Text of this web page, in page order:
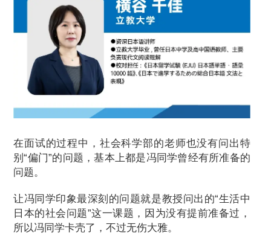
在面试的过程中，社会科学部的老师也没有问出特
别“偏门”的问题，基本上都是冯同学曾经有所准备的
问题。
让冯同学印象最深刻的问题就是教授问出的“生活中
日本的社会问题”这一课题，因为没有提前准备过，
所以冯同学卡壳了，不过无伤大雅。